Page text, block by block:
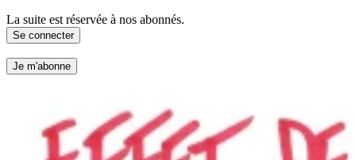
La suite est réservée à nos abonnés.
Se connecter
Je m'abonne